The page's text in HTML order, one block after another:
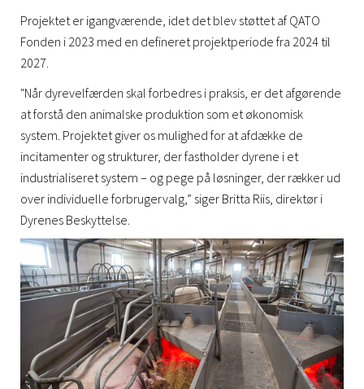
Projektet er igangværende, idet det blev støttet af QATO
Fonden i 2023 med en defineret projektperiode fra 2024 til
2027.
"Når dyrevelfærden skal forbedres i praksis, er det afgørende
at forstå den animalske produktion som et økonomisk
system. Projektet giver os mulighed for at afdække de
incitamenter og strukturer, der fastholder dyrene i et
industrialiseret system – og pege på løsninger, der rækker ud
over individuelle forbrugervalg,” siger Britta Riis, direktør i
Dyrenes Beskyttelse.